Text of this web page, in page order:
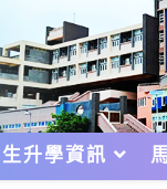
升學資訊